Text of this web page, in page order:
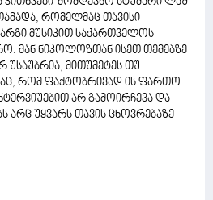
რომელმაც თავისი
მუსიკით საქართველოს
მან ნიკოლოზთან ისეთ თემებზე
უსაუბრია, მითუმეტეს თუ
რომ ფაქტობრივად ის ფართო
არ გამოირჩევა და
უყვარს თავის ცხოვრებაზე